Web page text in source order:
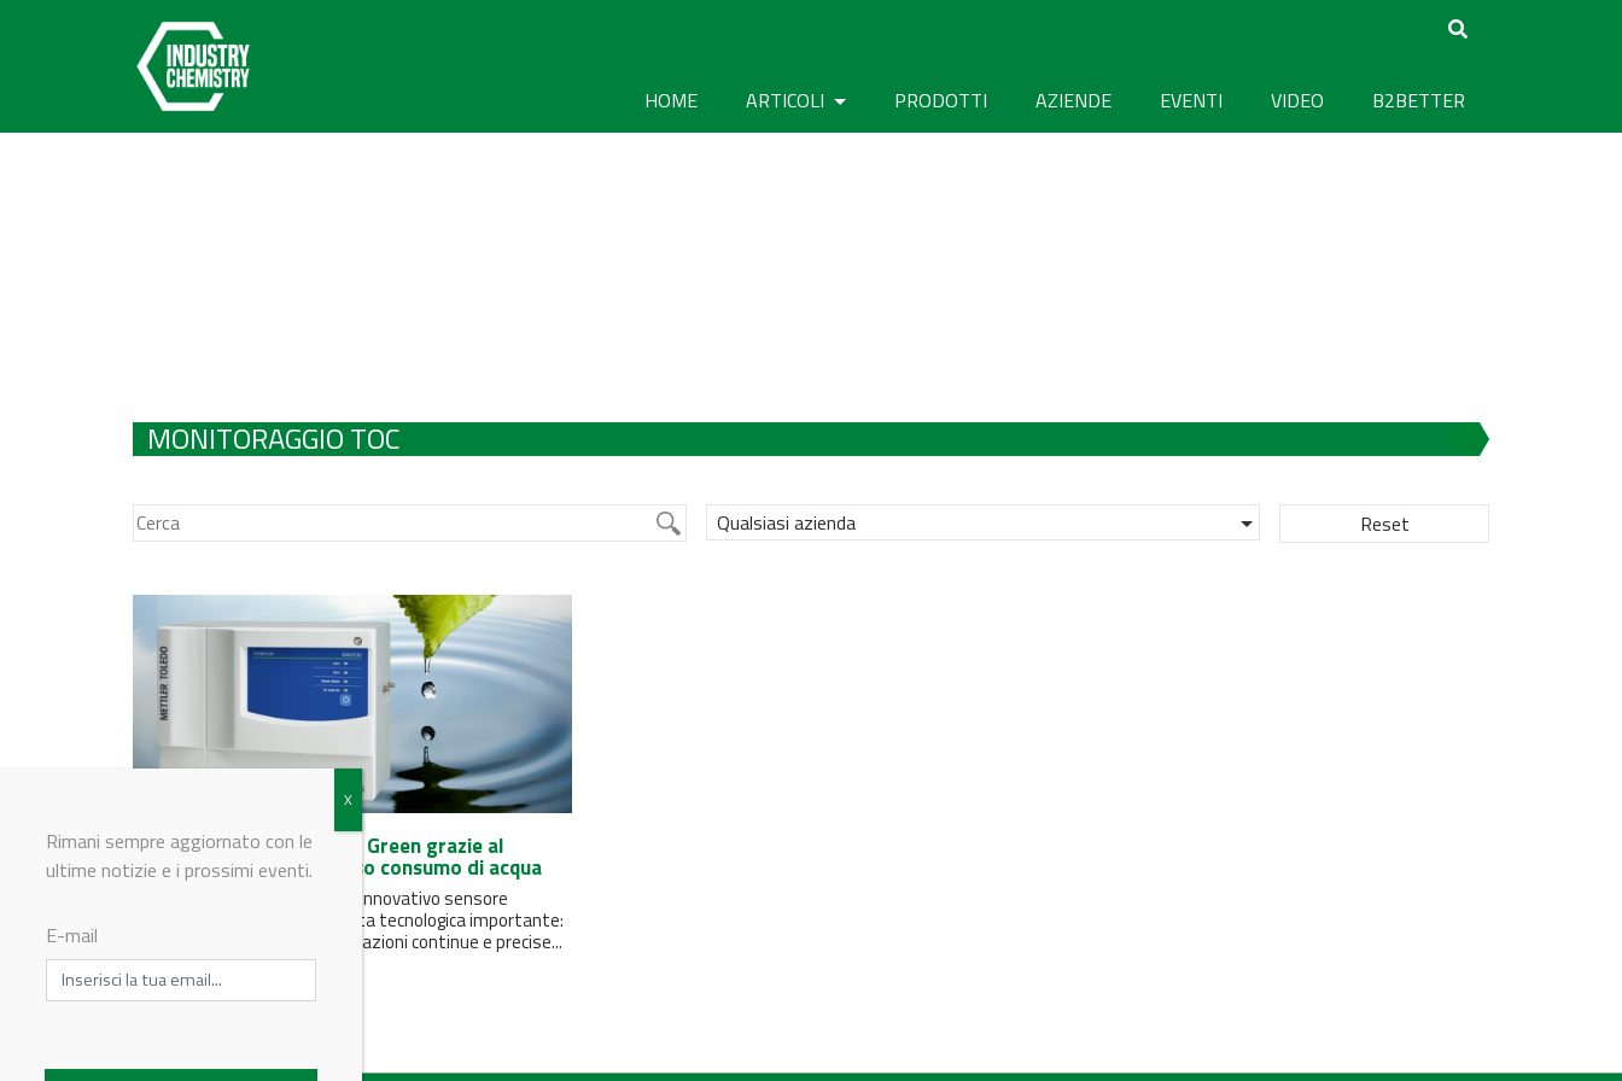
HOME ARTICOLI PRODOTTI AZIENDE EVENTI VIDEO B2BETTER
MONITORAGGIO TOC
Qualsiasi azienda Reset
Produzione farmaceutica Green grazie al
monitoraggio TOC a basso consumo di acqua
METTLER TOLEDO, con il suo innovativo sensore
6000TOCi, introduce una svolta tecnologica importante:
il dispositivo permette misurazioni continue e precise...
Rimani sempre aggiornato con le
ultime notizie e i prossimi eventi.
E-mail